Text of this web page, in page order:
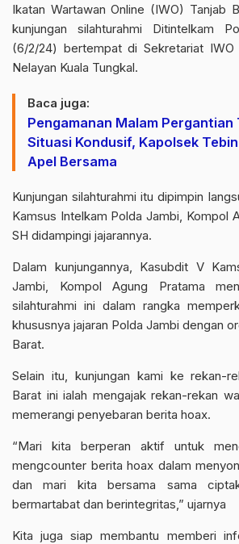
Ikatan Wartawan Online (IWO) Tanjab
kunjungan silahturahmi Ditintelkam
(6/2/24) bertempat di Sekretariat IWO
Nelayan Kuala Tungkal.
Baca juga:
Pengamanan Malam Pergantian
Situasi Kondusif, Kapolsek
Apel Bersama
Kunjungan silahturahmi itu dipimpin
Kamsus Intelkam Polda Jambi, Kompol
SH didampingi jajarannya.
Dalam kunjungannya, Kasubdit V
Jambi, Kompol Agung Pratama
silahturahmi ini dalam rangka
khususnya jajaran Polda Jambi dengan
Barat.
Selain itu, kunjungan kami ke rekan-
Barat ini ialah mengajak rekan-rekan
memerangi penyebaran berita hoax.
“Mari kita berperan aktif untuk
mengcounter berita hoax dalam
dan mari kita bersama sama
bermartabat dan berintegritas,” ujarnya
Kita juga siap membantu memberi